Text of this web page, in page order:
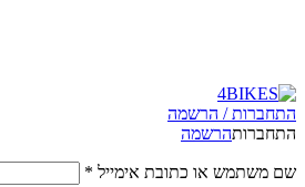
התחברות / הרשמה
התחברותהרשמה
שם משתמש או כתובת אימייל *